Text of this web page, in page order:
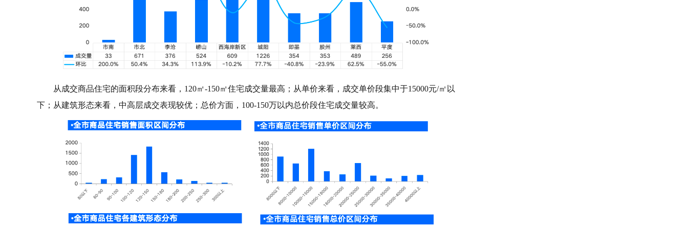
从成交商品住宅的面积段分布来看，120㎡-150㎡住宅成交量最高；从单价来看，成交单价段集中于15000元/㎡以
下；从建筑形态来看，中高层成交表现较优；总价方面，100-150万以内总价段住宅成交量较高。